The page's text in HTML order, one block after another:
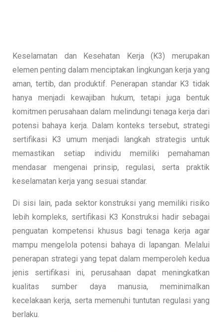
Keselamatan dan Kesehatan Kerja (K3) merupakan
elemen penting dalam menciptakan lingkungan kerja yang
aman, tertib, dan produktif. Penerapan standar K3 tidak
hanya menjadi kewajiban hukum, tetapi juga bentuk
komitmen perusahaan dalam melindungi tenaga kerja dari
potensi bahaya kerja. Dalam konteks tersebut, strategi
sertifikasi K3 umum menjadi langkah strategis untuk
memastikan setiap individu memiliki pemahaman
mendasar mengenai prinsip, regulasi, serta praktik
keselamatan kerja yang sesuai standar.
Di sisi lain, pada sektor konstruksi yang memiliki risiko
lebih kompleks, sertifikasi K3 Konstruksi hadir sebagai
penguatan kompetensi khusus bagi tenaga kerja agar
mampu mengelola potensi bahaya di lapangan. Melalui
penerapan strategi yang tepat dalam memperoleh kedua
jenis sertifikasi ini, perusahaan dapat meningkatkan
kualitas sumber daya manusia, meminimalkan
kecelakaan kerja, serta memenuhi tuntutan regulasi yang
berlaku.